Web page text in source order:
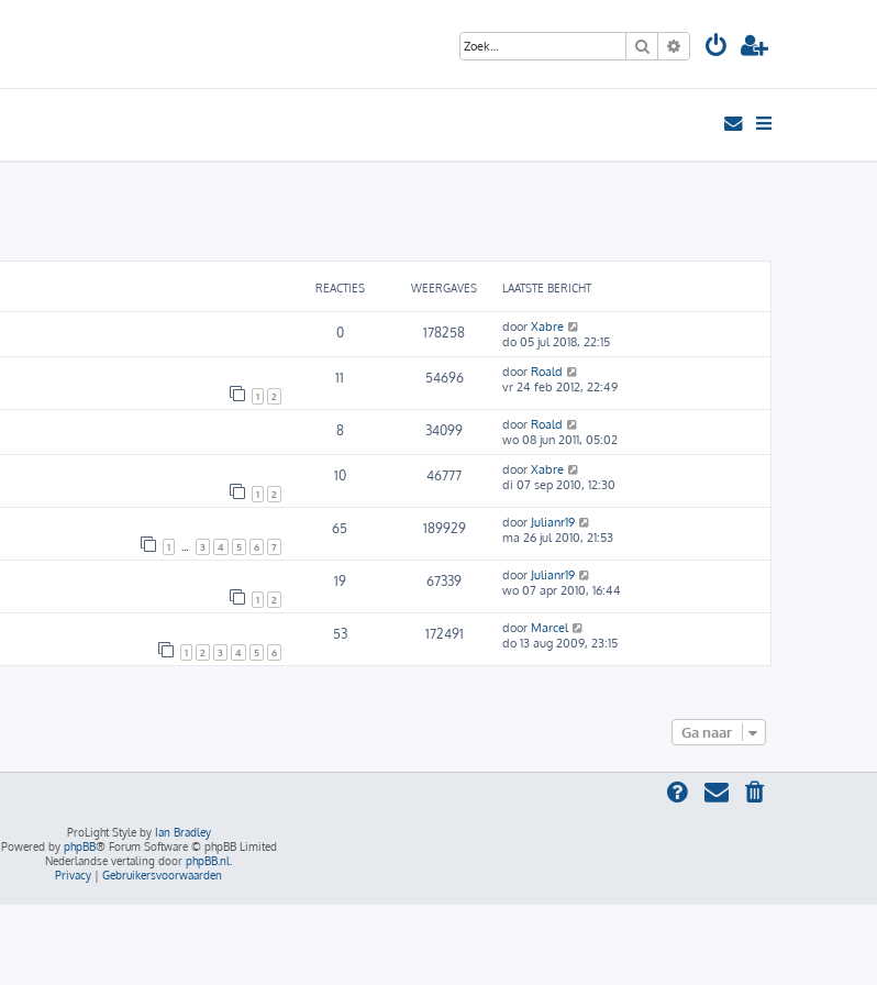
Zoek Uitgebreid zoeken
REACTIES WEERGAVES LAATSTE BERICHT
0 178258 door Xabre
do 05 jul 2018, 22:15
1 2
11 54696 door Roald
vr 24 feb 2012, 22:49
8 34099 door Roald
wo 08 jun 2011, 05:02
1 2
10 46777 door Xabre
di 07 sep 2010, 12:30
1 3 4 5 6 7
65 189929 door Julianr19
ma 26 jul 2010, 21:53
1 2
19 67339 door Julianr19
wo 07 apr 2010, 16:44
1 2 3 4 5 6
53 172491 door Marcel
do 13 aug 2009, 23:15
Ga naar
ProLight Style by Ian Bradley
Powered by phpBB® Forum Software © phpBB Limited
Nederlandse vertaling door phpBB.nl
Privacy | Gebruikersvoorwaarden